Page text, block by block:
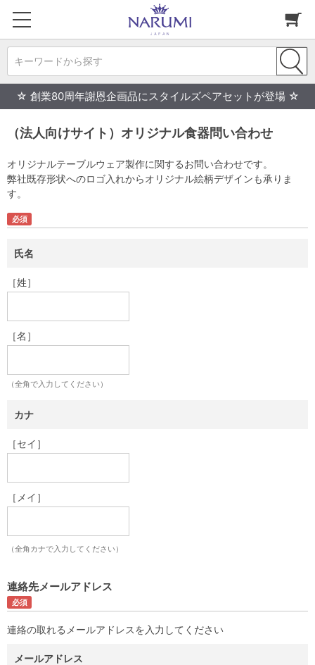
キーワードから探す
☆ 創業80周年謝恩企画品にスタイルズペアセットが登場 ☆
（法人向けサイト）オリジナル食器問い合わせ
オリジナルテーブルウェア製作に関するお問い合わせです。
弊社既存形状へのロゴ入れからオリジナル絵柄デザインも承りま
す。
氏名
［姓］
［名］
（全角で入力してください）
カナ
［セイ］
［メイ］
（全角カナで入力してください）
連絡先メールアドレス
連絡の取れるメールアドレスを入力してください
メールアドレス